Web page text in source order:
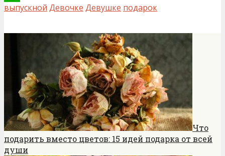
WhatsApp
выпускной Девочке Девушке подарок
Что
подарить вместо цветов: 15 идей подарка от всей
души